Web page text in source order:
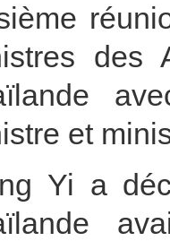
des
et
Yi a